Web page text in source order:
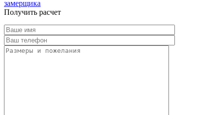
замерщика
Получить расчет